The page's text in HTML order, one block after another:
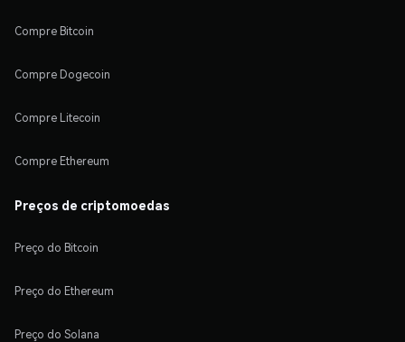
Compre Bitcoin
Compre Dogecoin
Compre Litecoin
Compre Ethereum
Preços de criptomoedas
Preço do Bitcoin
Preço do Ethereum
Preço do Solana